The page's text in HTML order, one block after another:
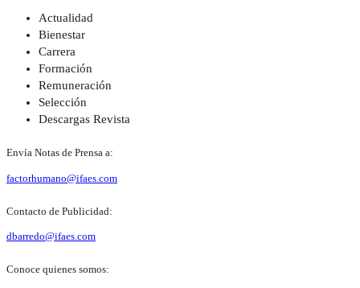
Actualidad
Bienestar
Carrera
Formación
Remuneración
Selección
Descargas Revista
Envía Notas de Prensa a:
factorhumano@ifaes.com
Contacto de Publicidad:
dbarredo@ifaes.com
Conoce quienes somos: